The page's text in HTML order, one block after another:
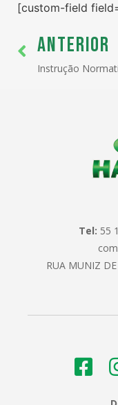
[custom-field
ANTERIOR
Tel: 55
RUA MUNIZ